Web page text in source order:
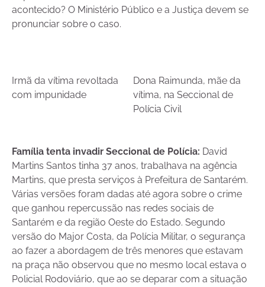
acontecido? O Ministério Público e a Justiça devem se
pronunciar sobre o caso.
Irmã da vítima revoltada
com impunidade
Dona Raimunda, mãe da
vítima, na Seccionalde
Polícia Civil
Família tenta invadir Seccional de Polícia: David
Martins Santos tinha 37 anos, trabalhava na agência
Martins, que presta serviços à Prefeitura de Santarém.
Várias versões foram dadas até agora sobre o crime
que ganhou repercussão nas redes sociais de
Santarém e da região Oeste do Estado. Segundo
versão do Major Costa, da Polícia Militar, o segurança
ao fazer a abordagem de três menores que estavam
na praça não observou que no mesmo local estava o
Policial Rodoviário, que ao se deparar com a situação